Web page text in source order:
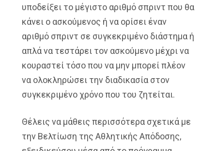
υποδείξει το μέγιστο αριθμό σπριντ που θα
κάνει ο ασκούμενος ή να ορίσει έναν
αριθμό σπριντ σε συγκεκριμένο διάστημα ή
απλά να τεστάρει τον ασκούμενο μέχρι να
κουραστεί τόσο που να μην μπορεί πλέον
να ολοκληρώσει την διαδικασία στον
συγκεκριμένο χρόνο που του ζητείται.
Θέλεις να μάθεις περισσότερα σχετικά με
την Βελτίωση της Αθλητικής Απόδοσης,